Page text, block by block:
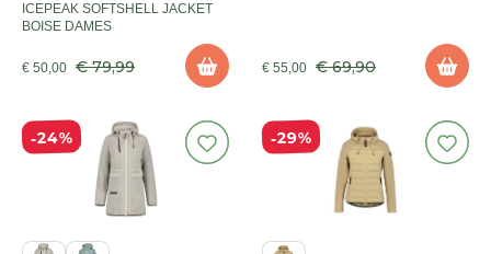
ICEPEAK SOFTSHELL JACKET
BOISE DAMES
€ 50,00 € 79,99 € 55,00 € 69,90
24% 29%